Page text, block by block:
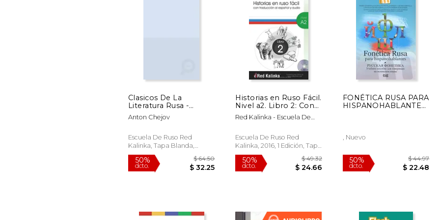
50%
dcto.
$ 64.50
$ 32.25
50%
dcto.
$ 71.36 50%
Clasicos De La
Literatura Rusa -
Cuentos (en Ruso)
Anton Chejov
Escuela De Ruso Red
Kalinka, Tapa Blanda,
Nuevo
Historias en Ruso Fácil.
Nivel a2. Libro 2: Con
Traducción al Español
y Audio (en Ruso,
Red Kalinka - Escuela De
Escuela De Ruso Red
Kalinka, 2016, 1 Edición, Tapa
Blanda, Nuevo
FONÉTICA RUSA PARA
HISPANOHABLANTES
, Nuevo